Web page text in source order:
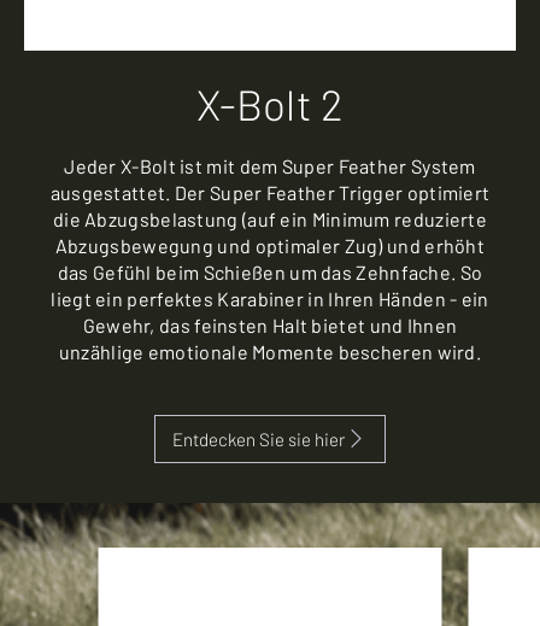
X-Bolt 2
Jeder X-Bolt ist mit dem Super Feather System
ausgestattet. Der Super Feather Trigger optimiert
die Abzugsbelastung (auf ein Minimum reduzierte
Abzugsbewegung und optimaler Zug) und erhöht
das Gefühl beim Schießen um das Zehnfache. So
liegt ein perfektes Karabiner in Ihren Händen - ein
Gewehr, das feinsten Halt bietet und Ihnen
unzählige emotionale Momente bescheren wird.
Entdecken Sie sie hier